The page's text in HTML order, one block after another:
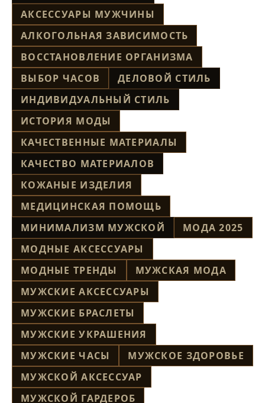
АКСЕССУАРЫ МУЖЧИНЫ
АЛКОГОЛЬНАЯ ЗАВИСИМОСТЬ
ВОССТАНОВЛЕНИЕ ОРГАНИЗМА
ВЫБОР ЧАСОВ
ДЕЛОВОЙ СТИЛЬ
ИНДИВИДУАЛЬНЫЙ СТИЛЬ
ИСТОРИЯ МОДЫ
КАЧЕСТВЕННЫЕ МАТЕРИАЛЫ
КАЧЕСТВО МАТЕРИАЛОВ
КОЖАНЫЕ ИЗДЕЛИЯ
МЕДИЦИНСКАЯ ПОМОЩЬ
МИНИМАЛИЗМ МУЖСКОЙ
МОДА 2025
МОДНЫЕ АКСЕССУАРЫ
МОДНЫЕ ТРЕНДЫ
МУЖСКАЯ МОДА
МУЖСКИЕ АКСЕССУАРЫ
МУЖСКИЕ БРАСЛЕТЫ
МУЖСКИЕ УКРАШЕНИЯ
МУЖСКИЕ ЧАСЫ
МУЖСКОЕ ЗДОРОВЬЕ
МУЖСКОЙ АКСЕССУАР
МУЖСКОЙ ГАРДЕРОБ